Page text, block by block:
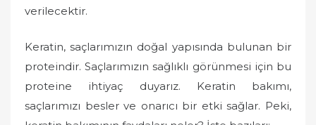
verilecektir.
Keratin, saçlarımızın doğal yapısında bulunan bir
proteindir. Saçlarımızın sağlıklı görünmesi için bu
proteine ihtiyaç duyarız. Keratin bakımı,
saçlarımızı besler ve onarıcı bir etki sağlar. Peki,